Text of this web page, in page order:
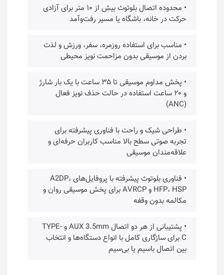
• محدوده اتصال بلوتوث بیش از ۱۰ متر برای آزادی
حرکت در خانه، باشگاه یا مسیر رفت‌وآمد
• مناسب برای استفاده روزمره، سفر، ورزش و لذت
بردن از موسیقی بدون مزاحمت نویز محیطی
• پخش مداوم موسیقی تا ۳۵ ساعت با یک بار شارژ
و ۲۰ ساعت استفاده در حالت حذف نویز فعال
(ANC)
• طراحی شیک و راحت با فناوری پیشرفته برای
تجربه صوتی سطح بالا مناسب کاربران حرفه‌ای و
علاقه‌مندان موسیقی
• فناوری بلوتوث پیشرفته با پروفایل‌های A2DP،
HFP، HSP و AVRCP برای پخش موسیقی روان و
مکالمه بدون وقفه
• پشتیبانی از هر دو اتصال AUX 3.5mm و TYPE-
C برای سازگاری کامل با انواع دستگاه‌ها و انتخاب
بین اتصال باسیم یا بی‌سیم